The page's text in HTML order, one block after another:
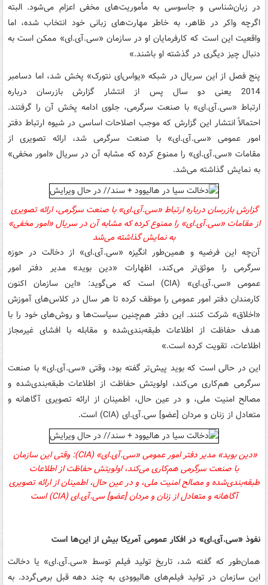
در زبان‌شناسی و جاسوسی به مأموریت‌های مخفی اعزام می‌شود. البته
اگرچه واکر در ظاهر، به خاطر مهارت‌های زبانی خود انتخاب شده، اما
واقعیت این است که کارفرمایان او در سازمان «سی.‌آی.ای» ممکن است به
دنبال چیز دیگری در گذشته او باشند.»
پنج فصل از این سریال در شبکه «یواس‌ای نتورک» پخش شد، اما دسامبر
2014 یعنی دو سال پس از انتشار گزارش بازرسان درباره
ارتباط «سی.‌آی.ای» با صنعت سرگرمی، جلوی ادامه پخش آن را گرفتند.
احتمالاً انتشار این گزارش که موجب اصلاحات اساسی در شیوه ارتباط دفتر
امور عمومی «سی.‌آی.ای» با صنعت سرگرمی شد، ارائه تصویری از
مقامات «سی.‌آی.ای» را ممنوع کرده که مشابه آن در سریال «امور مخفی»
به نمایش گذاشته می‌شد.
گزارش بازرسان درباره ارتباط«سی.‌آی.ای»با صنعت سرگرمی،ارائه تصویری
از مقامات«سی.‌آی.ای» را ممنوع کرده که مشابه آن در سریال «امور مخفی»
به نمایش گذاشته می‌شد
آن‌چه این فرضیه و همین‌طور انگیزه «سی.‌آی.ای» از دخالت در حوزه
سرگرمی را موثق‌تر می‌کند، اظهارات «دین بوید» مدیر دفتر امور
عمومی «سی.‌آی.ای» (CIA
) است که می‌گوید: «این سازمان اکنون
کارمندان دفتر امور عمومی را موظف کرده تا هر سال در کلاس‌های آموزش
«اخلاق» شرکت کنند. این دفتر هم‌چنین سیاست‌ها و روش‌های خود را با
هدف حفاظت از اطلاعات طبقه‌بندی‌شده و مقابله با افشای غیرمجاز
اطلاعات، تقویت کرده است.»
این در حالی است که بوید پیش‌تر گفته بود، وقتی «سی.‌آی.ای» با صنعت
سرگرمی هم‌کاری می‌کند، اولویتش حفاظت از اطلاعات طبقه‌بندی‌شده و
مصالح امنیت ملی، و در عین حال، اطمینان از ارائه تصویری آگاهانه و
متعادل از زنان و مردان [عضو] سی.‌آی.ای (CIA
) است.
«دین بوید» مدیر دفتر امور عمومی«سی.‌آی.ای» (CIA
): وقتیاین سازمان
با صنعت سرگرمی هم‌کاری می‌کند، اولویتش حفاظت از اطلاعات
طبقه‌بندی‌شده و مصالح امنیت ملی، و در عین حال، اطمینان از ارائه تصویری
آگاهانه و متعادل از زنان و مردان [عضو]سی.‌آی.ای (CIA
)است
نفوذ «سی.‌آی.ای» در افکار عمومی آمریکا بیش از این‌ها است
همان‌طور که گفته شد، تاریخ تولید فیلم توسط «سی.‌آی.ای» یا دخالت
این سازمان در تولید فیلم‌های هالیوودی به چند دهه قبل برمی‌گردد. به